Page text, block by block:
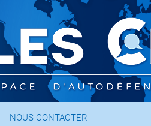
NOUS CONTACTER